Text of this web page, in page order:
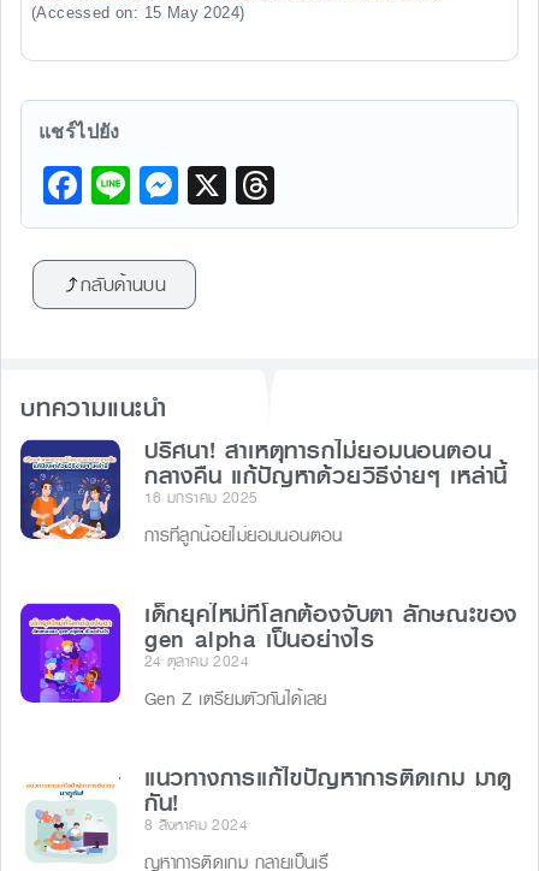
(Accessed on: 15 May 2024)
แชร์ไปยัง
F
a
c
e
o
k
Li
n
e
M
e
s
s
er
X
hr
กลับด้านบน
บทความแนะนำ
ปริศนา! สาเหตุทารกไม่ยอมนอนตอน
กลางคืน แก้ปัญหาด้วยวิธีง่ายๆ เหล่านี้
16 มกราคม 2025
การที่ลูกน้อยไม่ยอมนอนตอน
เด็กยุคใหม่ที่โลกต้องจับตา ลักษณะของ
gen alpha เป็นอย่างไร
24 ตุลาคม 2024
Gen Z เตรียมตัวกันได้เลย
แนวทางการแก้ไขปัญหาการติดเกม มาดู
กัน!
8 สิงหาคม 2024
ญหาการติดเกม กลายเป็นเรื่